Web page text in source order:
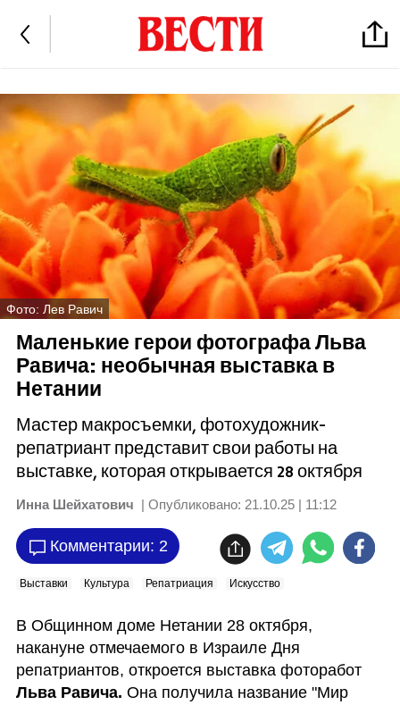
Фото: Лев Равич
Маленькие герои фотографа Льва
Равича: необычная выставка в
Нетании
Мастер макросъемки, фотохудожник-
репатриант представит свои работы на
выставке, которая открывается 28 октября
Инна Шейхатович | Опубликовано: 21.10.25 | 11:12
Комментарии: 2
Выставки Культура Репатриация Искусство
В Общинном доме Нетании 28 октября,
накануне отмечаемого в Израиле Дня
репатриантов, откроется выставка фоторабот
Льва Равича. Она получила название "Мир